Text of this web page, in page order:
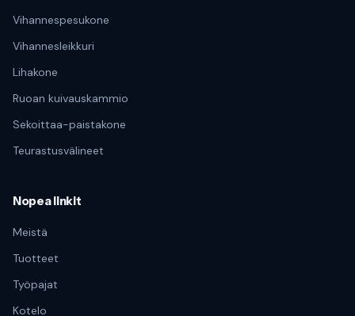
Vihannespesukone
Vihannesleikkuri
Lihakone
Ruoan kuivauskammio
Sekoittaa-paistakone
Teurastusvälineet
Nopea linkit
Meistä
Tuotteet
Työpajat
Kotelo